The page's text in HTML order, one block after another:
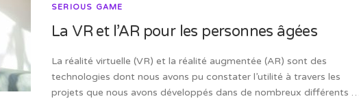
SERIOUS GAME
La VR et l’AR pour les personnes âgées
La réalité virtuelle (VR) et la réalité augmentée (AR) sont des
technologies dont nous avons pu constater l’utilité à travers les
projets que nous avons développés dans de nombreux différents